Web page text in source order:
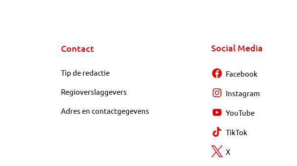
Contact
Tip de redactie
Regioverslaggevers
Adres en contactgegevens
Social Media
Facebook
Instagram
YouTube
TikTok
X